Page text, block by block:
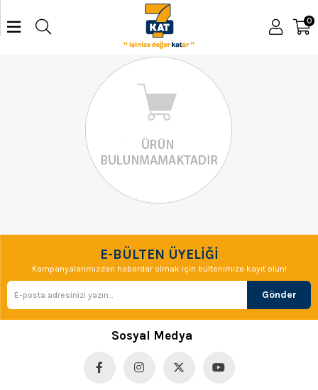
0
E-BÜLTEN ÜYELİĞİ
Kampanyalarımızdan haberdar olmak için bültenimize kayıt olun!
Gönder
Sosyal Medya